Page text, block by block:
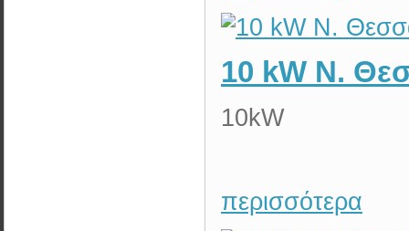
10 kW N.
10kW
περισσότερα